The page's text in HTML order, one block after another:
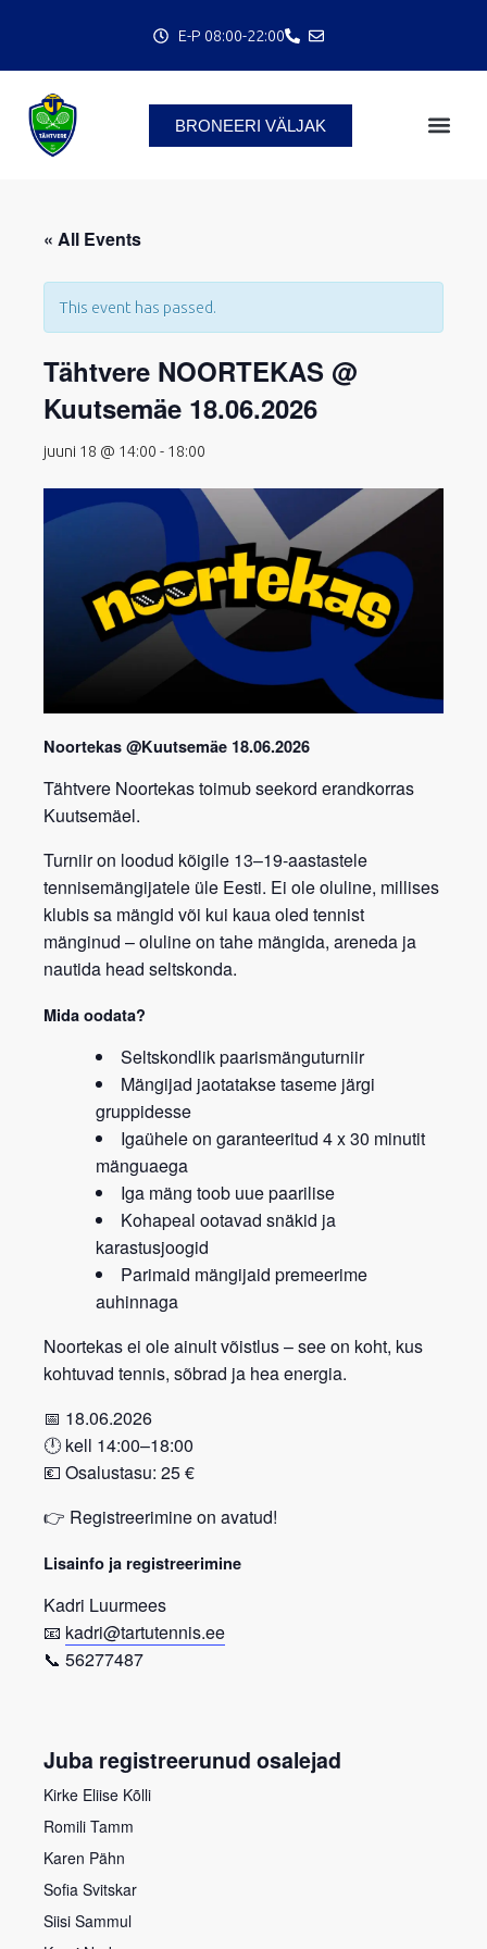
E-P 08:00-22:00
BRONEERI VÄLJAK
« All Events
This event has passed.
Tähtvere NOORTEKAS @
Kuutsemäe 18.06.2026
juuni 18 @ 14:00 - 18:00
Noortekas @Kuutsemäe 18.06.2026
Tähtvere Noortekas toimub seekord erandkorras
Kuutsemäel.
Turniir on loodud kõigile 13–19-aastastele
tennisemängijatele üle Eesti. Ei ole oluline, millises
klubis sa mängid või kui kaua oled tennist
mänginud – oluline on tahe mängida, areneda ja
nautida head seltskonda.
Mida oodata?
Seltskondlikpaarismänguturniir
Mängijad jaotataksetaseme järgi
gruppidesse
Igaühele on garanteeritud 4 x 30 minutit
mänguaega
Iga mäng toob uue paarilise
Kohapeal ootavad snäkid ja
karastusjoogid
Parimaid mängijaid premeerime
auhinnaga
Noortekas ei ole ainult võistlus – see on koht, kus
kohtuvad tennis, sõbrad ja hea energia.
📅 18.06.2026
🕛 kell 14:00–18:00
💶 Osalustasu: 25 €
👉 Registreerimine on avatud!
Lisainfo ja registreerimine
Kadri Luurmees
📧 kadri@tartutennis.ee
📞 56277487
Juba registreerunud osalejad
Kirke Eliise Kõlli
Romili Tamm
Karen Pähn
Sofia Svitskar
Siisi Sammul